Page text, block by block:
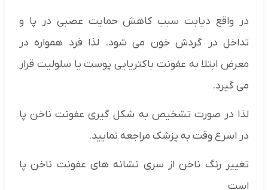
در واقع دیابت سبب کاهش حمایت عصبی در پا و
تداخل در گردش خون می شود. لذا فرد همواره در
معرض ابتلا به عفونت باکتریایی پوست یا سلولیت قرار
می گیرد.
لذا در صورت تشخیص به شکل گیری عفونت ناخن پا
در اسرع وقت به پزشک مراجعه نمایید.
تغییر رنگ ناخن از سری نشانه های عفونت ناخن پا
است